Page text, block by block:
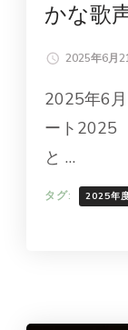
かな歌
2025年6月
2025年6
ート2025
と …
タグ: 2025年